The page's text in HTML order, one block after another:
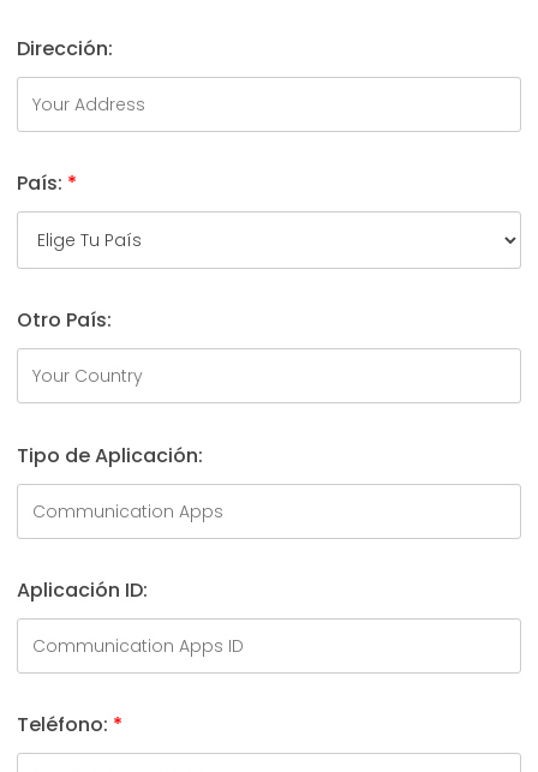
Dirección:
País: *
Otro País:
Tipo de Aplicación:
Aplicación ID:
Teléfono: *